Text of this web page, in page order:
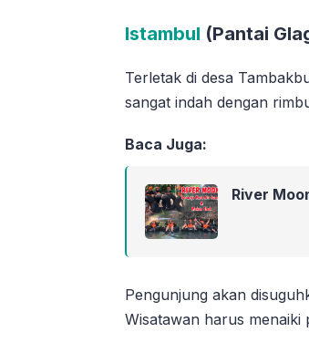
Istambul (Pantai
Terletak di desa
sangat indah dengan
Baca Juga:
River
Pengunjung akan
Wisatawan harus